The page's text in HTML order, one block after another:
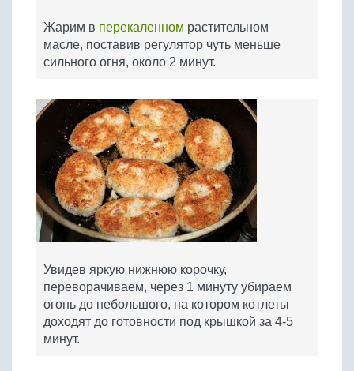
Жарим в перекаленном растительном
масле, поставив регулятор чуть меньше
сильного огня, около 2 минут.
Увидев яркую нижнюю корочку,
переворачиваем, через 1 минуту убираем
огонь до небольшого, на котором котлеты
доходят до готовности под крышкой за 4-5
минут.